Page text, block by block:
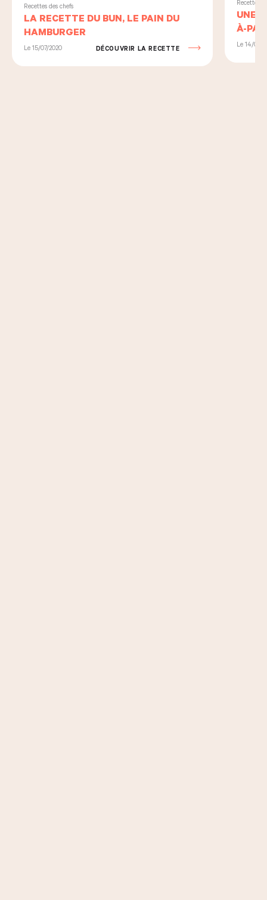
Recettes des chefs
LA RECETTE DU BUN, LE PAIN DU
HAMBURGER
Le 15/07/2020 DÉCOUVRIR LA RECETTE
Recettes
UNE
À-
Le 14/02/